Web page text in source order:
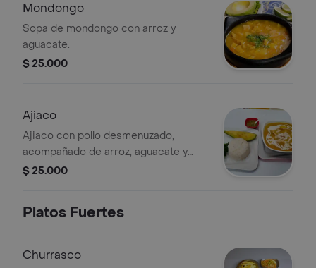
Mondongo
Sopa de mondongo con arroz y
aguacate.
$ 25.000
Ajiaco
Ajiaco con pollo desmenuzado,
acompañado de arroz, aguacate y
crema.
$ 25.000
Platos Fuertes
Churrasco